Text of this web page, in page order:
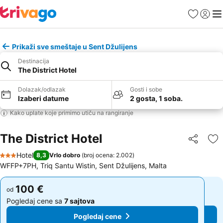
FavoritiPrijavi
Prikaži sve smeštaje u Sent Džulijens
Destinacija
The District Hotel
Dolazak/odlazak
Izaberi datume
Gosti i sobe
2 gosta, 1 soba.
Kako uplate koje primimo utiču na rangiranje
The District Hotel Deli
3 Zvezdice
Hotel 8,3 Vrlo dobro (broj ocena: 2.002)
WFFP+7PH, Triq Santu Wistin, Sent Džulijens, Malta
od 100 €
Pogledaj cene sa 7 sajtova
Pogledaj cene
od 100 €
Pogledaj cene sa 7 sajtova
Pogledaj cene